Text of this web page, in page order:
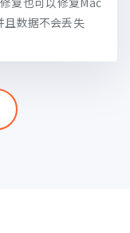
数据不会丢失